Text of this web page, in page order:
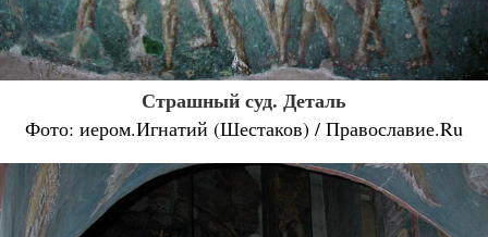
Страшный суд. Деталь
Фото: иером.Игнатий (Шестаков) / Православие.Ru